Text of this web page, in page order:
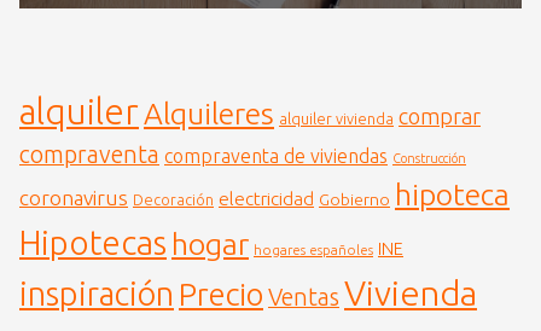
alquiler Alquileres alquiler vivienda comprar
compraventa compraventa de viviendas Construcción
coronavirus Decoración electricidad Gobierno hipoteca
Hipotecas hogar hogares españoles INE
inspiración Precio Ventas Vivienda